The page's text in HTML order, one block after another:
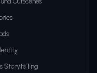
Storytelling